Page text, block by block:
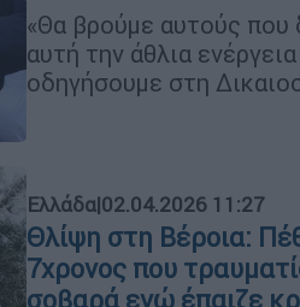
«Θα βρούμε αυτούς που
αυτή την άθλια
οδηγήσουμε στη
Ελλάδα|02.04.2026 11:27
Θλίψη στη Βέροια:
7χρονος που
σοβαρά ενώ έπαιζε